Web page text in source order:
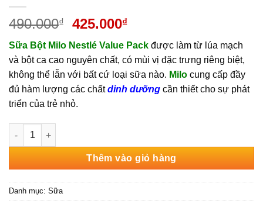
490.000₫
Giá
gốc
là:
490.000₫.
425.000₫Giá
tại
là:
425.000₫.
Sữa Bột Milo Nestlé Value Pack được làm từ lúa mạch
và bột ca cao nguyên chất, có mùi vị đặc trưng riêng biệt,
không thể lẫn với bất cứ loại sữa nào. Milo cung cấp đầy
đủ hàm lượng các chấtdinh dưỡng cần thiết cho sự phát
triển của trẻ nhỏ.
Sữa Bột Milo Nestlé Value Pack 1kg Úc số lượng
Thêm vào giỏ hàng
Danh mục: Sữa